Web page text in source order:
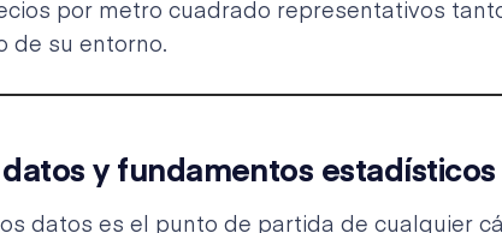
por metro cuadrado representativos
de su entorno.
datos y fundamentos estadísticos
datos es el punto de partida de cualquier